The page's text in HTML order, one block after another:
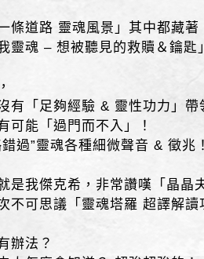
一條道路 靈魂風景」其中都藏著
我靈魂 – 想被聽見的救贖＆鑰
有「足夠經驗 & 靈性功力」帶
可能「過門而不入」！
錯過”靈魂各種細微聲音 & 徵兆
是我傑克希，非常讚嘆「晶晶
不可思議「靈魂塔羅 超譯解讀
辦法？